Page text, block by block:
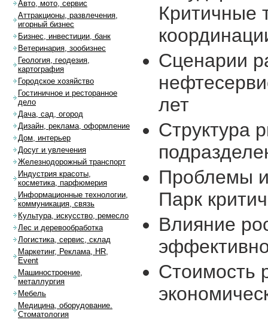
Критичные
Сценарии
лет
Структура
Проблемы
Парк
Влияние
Стоимость
Авто, мото, сервис
Аттракционы, развлечения,
игорный бизнес
Бизнес, инвестиции, банк
Ветеринария, зообизнес
Геология, геодезия,
картография
Городское хозяйство
Гостиничное и ресторанное
дело
Дача, сад, огород
Дизайн, реклама, оформление
Дом, интерьер
Досуг и увлечения
Железнодорожный транспорт
Индустрия красоты,
косметика, парфюмерия
Информационные технологии,
коммуникация, связь
Культура, искусство, ремесло
Лес и деревообработка
Логистика, сервис, склад
Маркетинг, Реклама, HR,
Event
Машиностроение,
металлургия
Мебель
Медицина, оборудование.
Стоматология